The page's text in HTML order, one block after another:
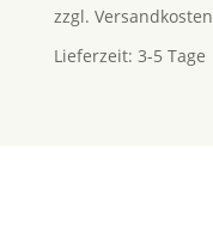
zzgl. Versandkosten
Lieferzeit: 3-5 Tage